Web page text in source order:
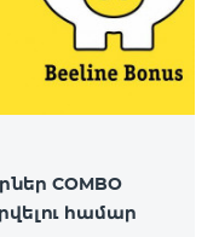
COMBO
համար